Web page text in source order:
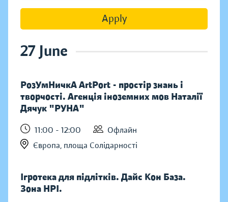
Apply
27 June
РозУмНичкА ArtPort - простір знань і
творчості. Агенція іноземних мов Наталії
Дячук "РУНА"
11:00 - 12:00
Офлайн
Європа, площа Солідарності
Ігротека для підлітків. Дайс Кон База.
Зона НРІ.